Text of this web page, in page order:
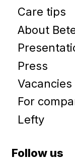
Care tips
About
Press
Vacancies
For
Lefty
Follow us